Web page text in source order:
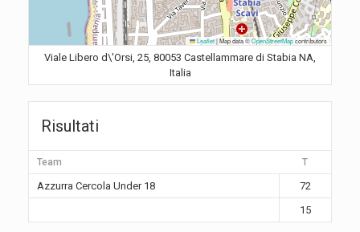
Leaflet|Map data ©OpenStreetMapcontributors
Viale Libero d\'Orsi, 25, 80053 Castellammare di Stabia NA,
Italia
Risultati
Team T
Azzurra Cercola Under 18
72
15